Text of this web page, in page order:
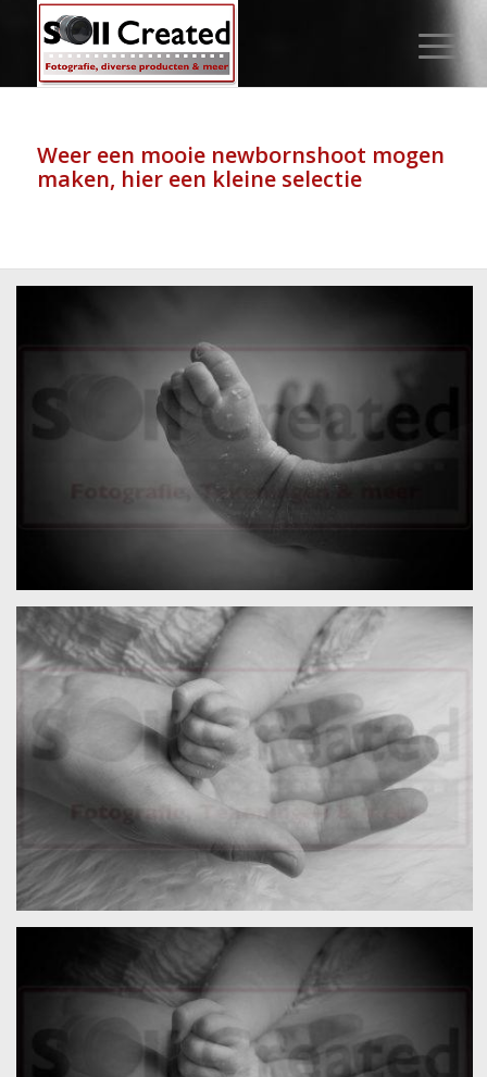
Weer een mooie newbornshoot mogen
maken, hier een kleine selectie